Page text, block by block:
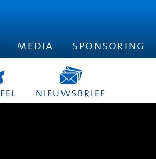
nieuwsbrief
media sponsoring